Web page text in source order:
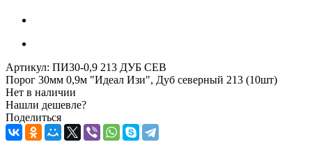
Артикул: ПИ30-0,9 213 ДУБ СЕВ
Порог 30мм 0,9м "Идеал Изи", Дуб северный 213 (10шт)
Нет в наличии
Нашли дешевле?
Поделиться